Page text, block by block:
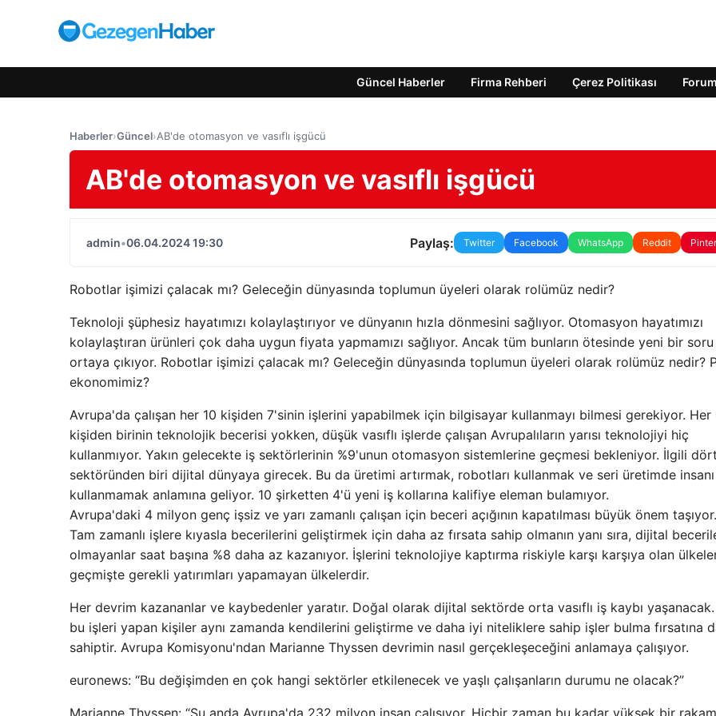
Güncel Haberler Firma Rehberi Çerez Politikası Forum
Haberler›Güncel›AB'de otomasyon ve vasıflı işgücü
AB'de otomasyon ve vasıflı işgücü
admin•06.04.2024 19:30 Paylaş: Twitter Facebook WhatsApp Reddit
Robotlar işimizi çalacak mı? Geleceğin dünyasında toplumun üyeleri olarak rolümüz nedir?
Teknoloji şüphesiz hayatımızı kolaylaştırıyor ve dünyanın hızla dönmesini sağlıyor. Otomasyon hayatımızı
kolaylaştıran ürünleri çok daha uygun fiyata yapmamızı sağlıyor. Ancak tüm bunların ötesinde yeni bir soru
ortaya çıkıyor. Robotlar işimizi çalacak mı? Geleceğin dünyasında toplumun üyeleri olarak rolümüz nedir?
ekonomimiz?
Avrupa'da çalışan her 10 kişiden 7'sinin işlerini yapabilmek için bilgisayar kullanmayı bilmesi gerekiyor. Her
kişiden birinin teknolojik becerisi yokken, düşük vasıflı işlerde çalışan Avrupalıların yarısı teknolojiyi hiç
kullanmıyor. Yakın gelecekte iş sektörlerinin %9'unun otomasyon sistemlerine geçmesi bekleniyor. İlgili
sektöründen biri dijital dünyaya girecek. Bu da üretimi artırmak, robotları kullanmak ve seri üretimde insanı
kullanmamak anlamına geliyor. 10 şirketten 4'ü yeni iş kollarına kalifiye eleman bulamıyor.
Avrupa'daki 4 milyon genç işsiz ve yarı zamanlı çalışan için beceri açığının kapatılması büyük önem taşıyor.
Tam zamanlı işlere kıyasla becerilerini geliştirmek için daha az fırsata sahip olmanın yanı sıra, dijital
olmayanlar saat başına %8 daha az kazanıyor. İşlerini teknolojiye kaptırma riskiyle karşı karşıya olan
geçmişte gerekli yatırımları yapamayan ülkelerdir.
Her devrim kazananlar ve kaybedenler yaratır. Doğal olarak dijital sektörde orta vasıflı iş kaybı
bu işleri yapan kişiler aynı zamanda kendilerini geliştirme ve daha iyi niteliklere sahip işler bulma fırsatına
sahiptir. Avrupa Komisyonu'ndan Marianne Thyssen devrimin nasıl gerçekleşeceğini anlamaya çalışıyor.
euronews: “Bu değişimden en çok hangi sektörler etkilenecek ve yaşlı çalışanların durumu ne olacak?”
Marianne Thyssen: “Şu anda Avrupa'da 232 milyon insan çalışıyor. Hiçbir zaman bu kadar yüksek bir